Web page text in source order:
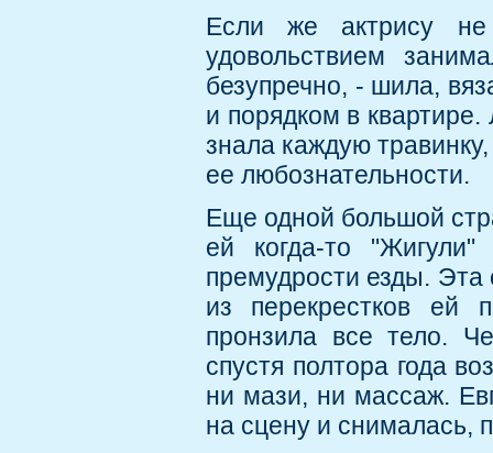
Если же актрису
удовольствием
безупречно, - шила,
и порядком в
знала каждую
ее любознательности.
Еще одной большой
ей когда-то
премудрости езды. Эта
из перекрестков ей
пронзила все тело.
спустя полтора года
ни мази, ни массаж.
на сцену и снималась,